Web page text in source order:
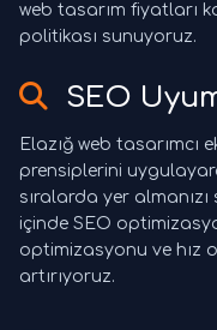
web tasarım fiyatları
politikası sunuyoruz.
SEO
Elazığ web tasarımcı
prensiplerini
sıralarda yer
içinde SEO
optimizasyonu ve hız
artırıyoruz.